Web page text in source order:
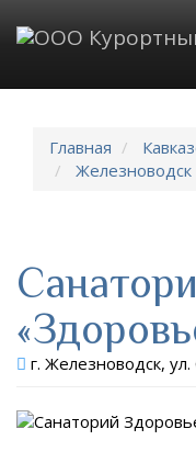
Главная
Железноводск
г. Железноводск,